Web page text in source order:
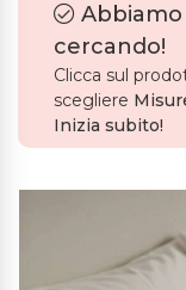
cercando!
Clicca sul
scegliere
Inizia subito!